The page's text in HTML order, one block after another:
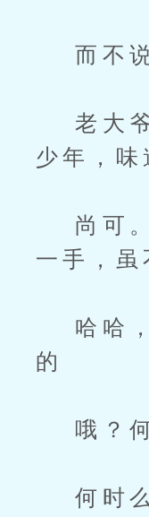
而不说
老大爷
少年，味
尚可。
一手，虽
哈哈，
的
哦？
何时么